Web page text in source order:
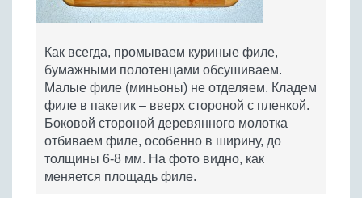
Как всегда, промываем куриные филе,
бумажными полотенцами обсушиваем.
Малые филе (миньоны) не отделяем. Кладем
филе в пакетик – вверх стороной с пленкой.
Боковой стороной деревянного молотка
отбиваем филе, особенно в ширину, до
толщины 6-8 мм. На фото видно, как
меняется площадь филе.